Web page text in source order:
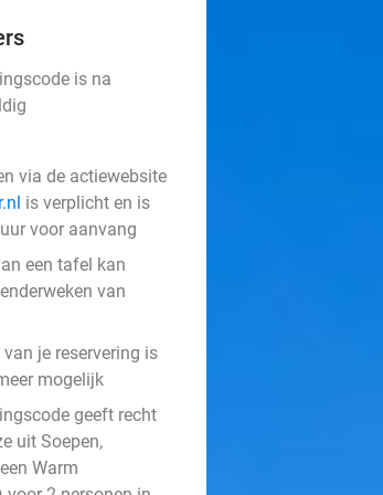
is na
via de actiewebsite
is verplicht en is
voor aanvang
een tafel kan
van
je reservering is
mogelijk
geeft recht
uit Soepen,
Warm